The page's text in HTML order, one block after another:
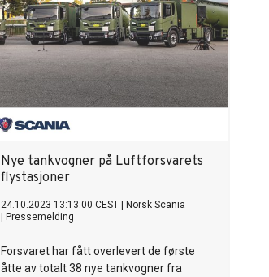
Nye tankvogner på Luftforsvarets
flystasjoner
24.10.2023 13:13:00 CEST
Norsk Scania
Pressemelding
Forsvaret har fått overlevert de første
åtte av totalt 38 nye tankvogner fra